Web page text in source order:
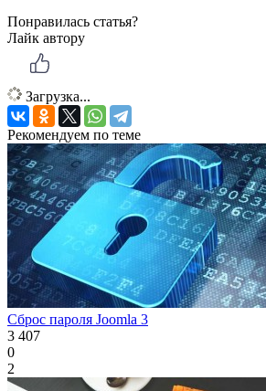
Понравилась статья?
Лайк автору
Загрузка...
Рекомендуем по теме
Сброс пароля Joomla 3
3 407
0
2